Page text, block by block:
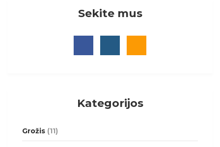
Sekite mus
Kategorijos
Grožis (11)